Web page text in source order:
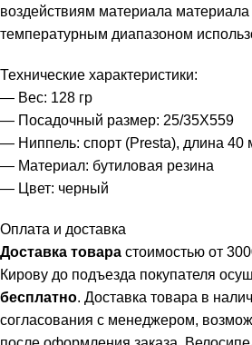
воздействиям материала
температурным диапазоном
Технические характеристики:
— Вес: 128 гр
— Посадочный размер: 25/35X559
— Ниппель: спорт (Presta), длина 40
— Материал: бутиловая резина
— Цвет: черный
Оплата и доставка
Доставка товара стоимостью от
Кирову до подъезда покупателя
бесплатно. Доставка товара в
согласования с менеджером,